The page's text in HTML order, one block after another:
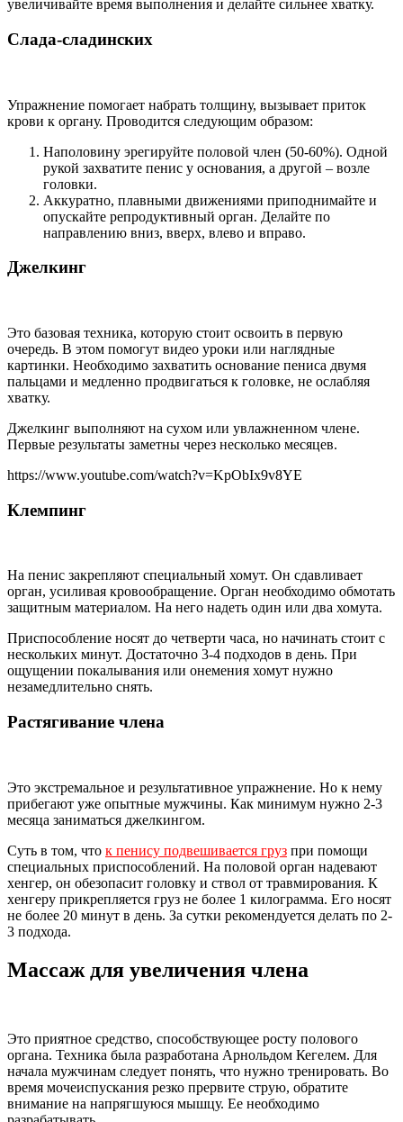
увеличивайте время выполнения и делайте сильнее хватку.
Слада-сладинских
Упражнение помогает набрать толщину, вызывает приток
крови к органу. Проводится следующим образом:
Наполовину эрегируйте половой член (50-60%). Одной
рукой захватите пенис у основания, а другой – возле
головки.
Аккуратно, плавными движениями приподнимайте и
опускайте репродуктивный орган. Делайте по
направлению вниз, вверх, влево и вправо.
Джелкинг
Это базовая техника, которую стоит освоить в первую
очередь. В этом помогут видео уроки или наглядные
картинки. Необходимо захватить основание пениса двумя
пальцами и медленно продвигаться к головке, не ослабляя
хватку.
Джелкинг выполняют на сухом или увлажненном члене.
Первые результаты заметны через несколько месяцев.
https://www.youtube.com/watch?v=KpObIx9v8YE
Клемпинг
На пенис закрепляют специальный хомут. Он сдавливает
орган, усиливая кровообращение. Орган необходимо обмотать
защитным материалом. На него надеть один или два хомута.
Приспособление носят до четверти часа, но начинать стоит с
нескольких минут. Достаточно 3-4 подходов в день. При
ощущении покалывания или онемения хомут нужно
незамедлительно снять.
Растягивание члена
Это экстремальное и результативное упражнение. Но к нему
прибегают уже опытные мужчины. Как минимум нужно 2-3
месяца заниматься джелкингом.
Суть в том, что к пенису подвешивается груз при помощи
специальных приспособлений. На половой орган надевают
хенгер, он обезопасит головку и ствол от травмирования. К
хенгеру прикрепляется груз не более 1 килограмма. Его носят
не более 20 минут в день. За сутки рекомендуется делать по 2-
3 подхода.
Массаж для увеличения члена
Это приятное средство, способствующее росту полового
органа. Техника была разработана Арнольдом Кегелем. Для
начала мужчинам следует понять, что нужно тренировать. Во
время мочеиспускания резко прервите струю, обратите
внимание на напрягшуюся мышцу. Ее необходимо